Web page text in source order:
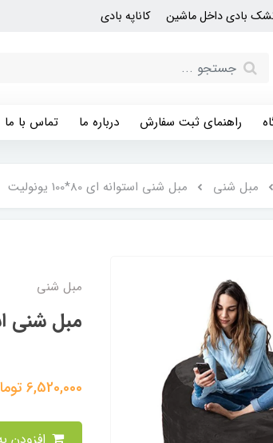
بادی داخل ماشین کاناپه بادی
راهنمای ثبت سفارش درباره ما تماس با ما
مبل شنی مبل شنی استوانه ای 80*100 یونولیت
مبل شنی
مبل شنی استوانه
6,520,000